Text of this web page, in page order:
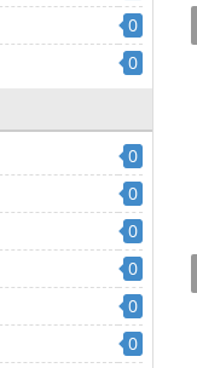
0
0
0
0
0
0
0
0